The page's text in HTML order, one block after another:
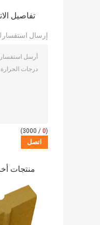
تفاصيل
إرسال
(
0
/ 3000)
منتجات